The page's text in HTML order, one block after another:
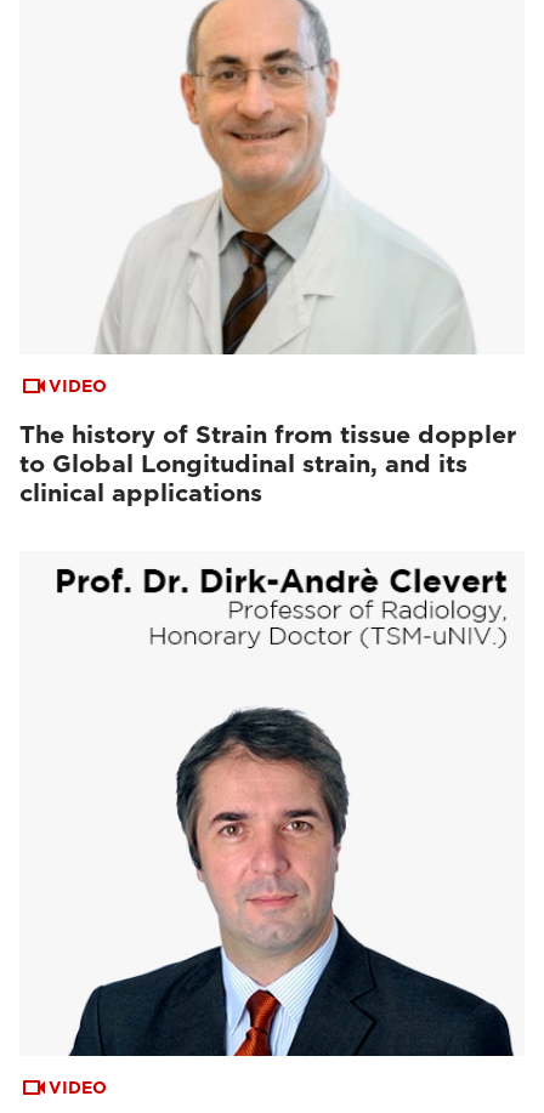
VIDEO
The history of Strain from tissue doppler
to Global Longitudinal strain, and its
clinical applications
VIDEO